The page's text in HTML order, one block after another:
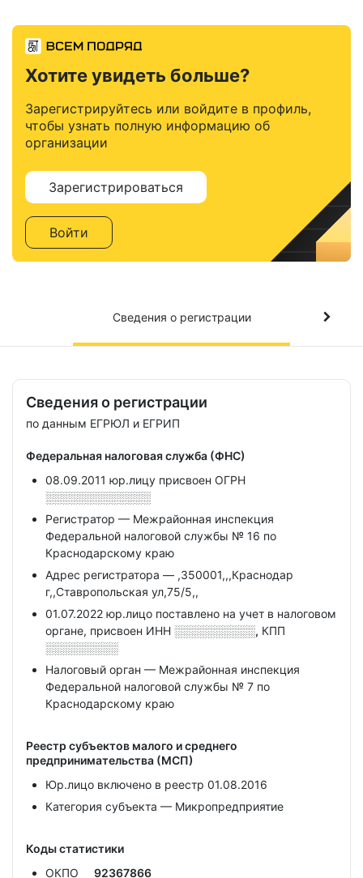
Хотите увидеть больше?
Зарегистрируйтесь или войдите в профиль,
чтобы узнать полную информацию об
организации
Зарегистрироваться
Войти
Сведения о регистрации
Сведения о регистрации
по данным ЕГРЮЛ и ЕГРИП
Федеральная налоговая служба (ФНС)
08.09.2011 юр.лицу присвоен ОГРН
░░░░░░░░░░░░░
Регистратор — Межрайонная инспекция
Федеральной налоговой службы № 16 по
Краснодарскому краю
Адрес регистратора — ,350001,,,Краснодар
г,,Ставропольская ул,75/5,,
01.07.2022 юр.лицо поставлено на учет в налоговом
органе, присвоен ИНН ░░░░░░░░░░, КПП
░░░░░░░░░
Налоговый орган — Межрайонная инспекция
Федеральной налоговой службы № 7 по
Краснодарскому краю
Реестр субъектов малого и среднего
предпринимательства (МСП)
Юр.лицо включено в реестр 01.08.2016
Категория субъекта — Микропредприятие
Коды статистики
ОКПО
92367866